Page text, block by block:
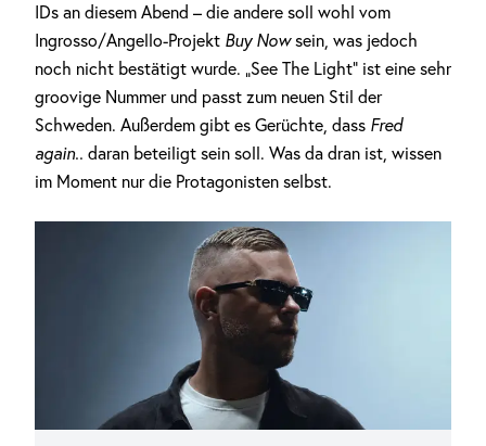
IDs an diesem Abend – die andere soll wohl vom
Ingrosso/Angello-Projekt Buy Nowsein, was jedoch
noch nicht bestätigt wurde. „See The Light“ ist eine sehr
groovige Nummer und passt zum neuen Stil der
Schweden. Außerdem gibt es Gerüchte, dass Fred
again.. daran beteiligt sein soll. Was da dran ist, wissen
im Moment nur die Protagonisten selbst.